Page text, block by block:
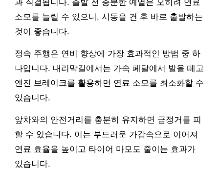
과 직결됩니다. 출발 전 충분한 예열은 오히려 연료
소모를 늘릴 수 있으니, 시동을 건 후 바로 출발하는
것이 좋습니다.
정속 주행은 연비 향상에 가장 효과적인 방법 중 하
나입니다. 내리막길에서는 가속 페달에서 발을 떼고
엔진 브레이크를 활용하면 연료 소모를 최소화할 수
있습니다.
앞차와의 안전거리를 충분히 유지하면 급정거를 피
할 수 있습니다. 이는 부드러운 가감속으로 이어져
연료 효율을 높이고 타이어 마모도 줄이는 효과가
있습니다.